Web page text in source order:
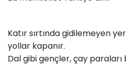
Katır sırtında gidilemeyen
yollar kapanır.
Dal gibi gençler, çay